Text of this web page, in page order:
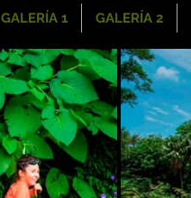
GALERÍA 1 GALERÍA 2